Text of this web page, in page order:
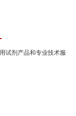
试剂产品和专业技术服